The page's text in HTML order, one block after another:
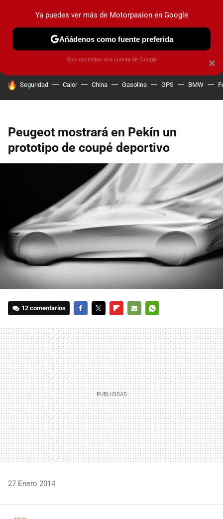
PRUEBAS COCHES ELÉCTRICOS OBSERVATORIO
HOY SE HABLA DE
Seguridad Calor China Gasolina GPS BMW
Peugeot mostrará en Pekín un
prototipo de coupé deportivo
12 comentarios
MAIL
27 Enero 2014
×
Ya puedes ver más de Motorpasion en Google
Añádenos como fuente preferida
Solo necesitas una cuenta de Google